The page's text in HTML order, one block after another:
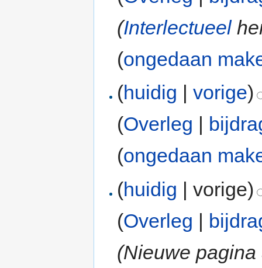
(Interlectueel
(ongedaan
(huidig |vorige)
(Overleg |
(ongedaan
(huidig | vorige)
(Overleg |
(Nieuwe